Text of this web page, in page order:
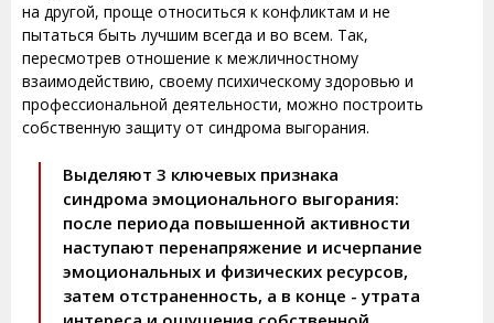
на другой, проще относиться к конфликтам и не
пытаться быть лучшим всегда и во всем. Так,
пересмотрев отношение к межличностному
взаимодействию, своему психическому здоровью и
профессиональной деятельности, можно построить
собственную защиту от синдрома выгорания.
Выделяют 3 ключевых признака
синдрома эмоционального выгорания:
после периода повышенной активности
наступают перенапряжение и исчерпание
эмоциональных и физических ресурсов,
затем отстраненность, а в конце - утрата